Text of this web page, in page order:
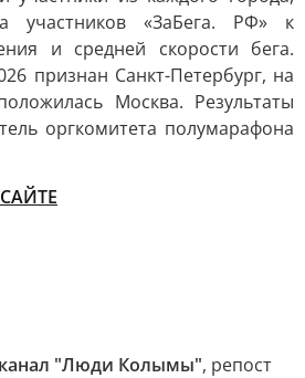
участников «ЗаБега. РФ» к
и средней скорости бега.
признан Санкт-Петербург, на
Москва. Результаты
оргкомитета полумарафона
САЙТЕ
канал "Люди Колымы", репост